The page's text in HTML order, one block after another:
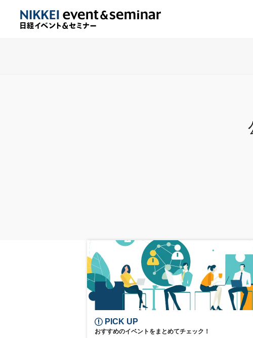
PICK UP
おすすめのイベントをまとめてチェック！